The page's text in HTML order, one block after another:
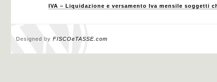
IVA – Liquidazione e versamento Iva mensile soggetti
Designed by FISCOeTASSE.com